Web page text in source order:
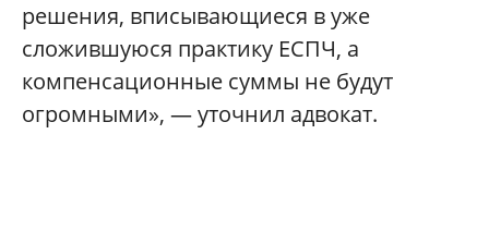
решения, вписывающиеся в уже
сложившуюся практику ЕСПЧ, а
компенсационные суммы не будут
огромными», — уточнил адвокат.